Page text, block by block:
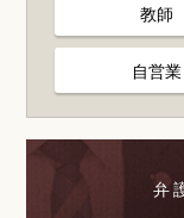
教師
自営業
弁